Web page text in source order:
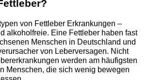
von Fettleber Erkrankungen –
alkoholfreie. Eine Fettleber haben fast
Menschen in Deutschland und
von Leberversagen. Nicht
werden am häufigsten
Menschen, die sich wenig bewegen